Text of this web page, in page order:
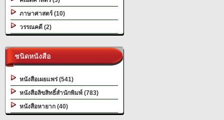
ภาษาศาสตร์ (10)
วรรณคดี (2)
ชนิดหนังสือ
หนังสือเผยแพร่ (541)
หนังสือลิขสิทธิ์สำนักพิมพ์ (783)
หนังสือหายาก (40)